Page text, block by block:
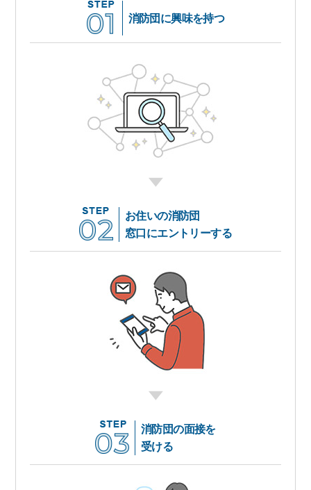
消防団に興味を持つ
お住いの消防団
窓口にエントリーする
消防団の面接を
受ける